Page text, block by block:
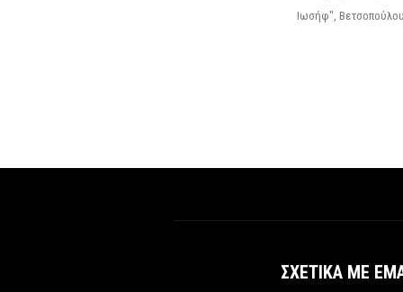
Ιωσήφ",
ΣΧΕΤΙΚΆ ΜΕ